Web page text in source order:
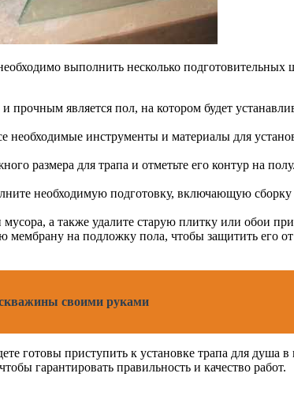
выполнить несколько
прочным является пол, на котором будет
необходимые инструменты и материалы для
размера для трапа и отметьте его контур на
необходимую подготовку, включающую
а также удалите старую плитку или обои
мембрану на подложку пола, чтобы защитить его
своими руками
готовы приступить к установке трапа для душа
гарантировать правильность и качество работ.